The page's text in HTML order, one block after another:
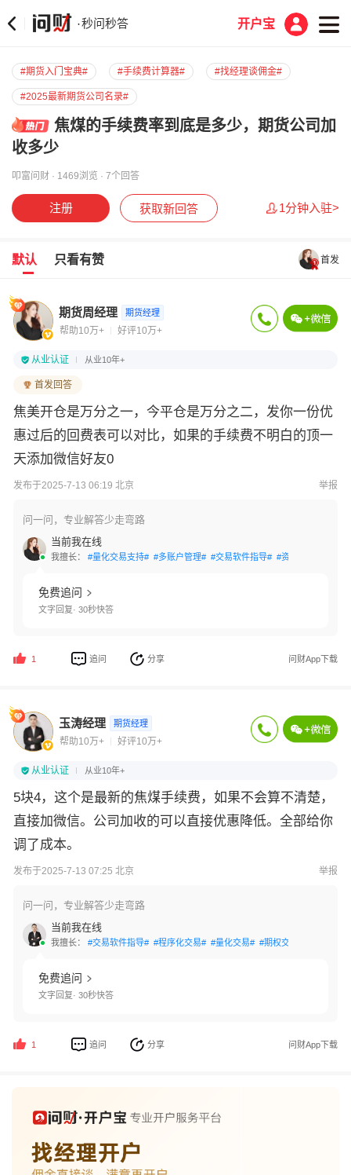
·秒问秒答 开户宝
#期货入门宝典# #手续费计算器# #找经理谈佣金#
#2025最新期货公司名录#
焦煤的手续费率到底是多少，期货公司加
收多少
叩富问财 · 1469浏览 · 7个回答
注册 获取新回答 1分钟入驻>
默认 只看有赞 首发
期货周经理 期货经理
帮助10万+ 好评10万+
从业认证 从业10年+
首发回答
焦美开仓是万分之一，今平仓是万分之二，发你一份优
惠过后的回费表可以对比，如果的手续费不明白的顶一
天添加微信好友0
发布于2025-7-13 06:19 北京 举报
问一问，专业解答少走弯路
当前我在线
我擅长： #量化交易支持# #多账户管理# #交易软件指导# #资金安全保障#
免费追问
文字回复· 30秒快答
1 追问 分享 问财App下载
玉涛经理 期货经理
帮助10万+ 好评10万+
从业认证 从业10年+
5块4，这个是最新的焦煤手续费，如果不会算不清楚，
直接加微信。公司加收的可以直接优惠降低。全部给你
调了成本。
发布于2025-7-13 07:25 北京 举报
问一问，专业解答少走弯路
当前我在线
我擅长： #交易软件指导# #程序化交易# #量化交易# #期权交易#
免费追问
文字回复· 30秒快答
1 追问 分享 问财App下载